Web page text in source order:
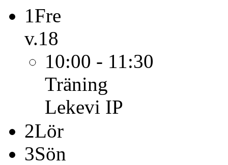
1Fre
v.18
10:00 - 11:30
Träning
Lekevi IP
2Lör
3Sön